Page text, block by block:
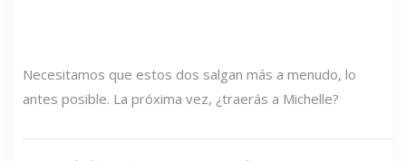
Necesitamos que estos dos salgan más a menudo, lo
antes posible. La próxima vez, ¿traerás a Michelle?